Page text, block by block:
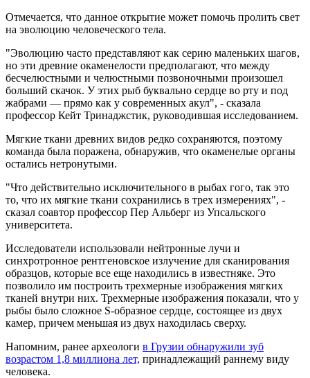
Отмечается, что данное открытие может помочь пролить свет
на эволюцию человеческого тела.
"Эволюцию часто представляют как серию маленьких шагов,
но эти древние окаменелости предполагают, что между
бесчелюстными и челюстными позвоночными произошел
больший скачок. У этих рыб буквально сердце во рту и под
жабрами — прямо как у современных акул", - сказала
профессор Кейт Тринаджстик, руководившая исследованием.
Мягкие ткани древних видов редко сохраняются, поэтому
команда была поражена, обнаружив, что окаменелые органы
остались нетронутыми.
"Что действительно исключительного в рыбах гого, так это
то, что их мягкие ткани сохранились в трех измерениях", -
сказал соавтор профессор Пер Альберг из Упсальского
университета.
Исследователи использовали нейтронные лучи и
синхротронное рентгеновское излучение для сканирования
образцов, которые все еще находились в известняке. Это
позволило им построить трехмерные изображения мягких
тканей внутри них. Трехмерные изображения показали, что у
рыбы было сложное S-образное сердце, состоящее из двух
камер, причем меньшая из двух находилась сверху.
Напомним, ранее археологи в Грузии обнаружили зуб
возрастом 1,8 миллиона лет, принадлежащий раннему виду
человека.